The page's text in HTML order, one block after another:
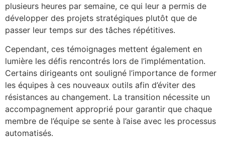
plusieurs heures par semaine, ce qui leur a permis de
développer des projets stratégiques plutôt que de
passer leur temps sur des tâches répétitives.
Cependant, ces témoignages mettent également en
lumière les défis rencontrés lors de l’implémentation.
Certains dirigeants ont souligné l’importance de former
les équipes à ces nouveaux outils afin d’éviter des
résistances au changement. La transition nécessite un
accompagnement approprié pour garantir que chaque
membre de l’équipe se sente à l’aise avec les processus
automatisés.